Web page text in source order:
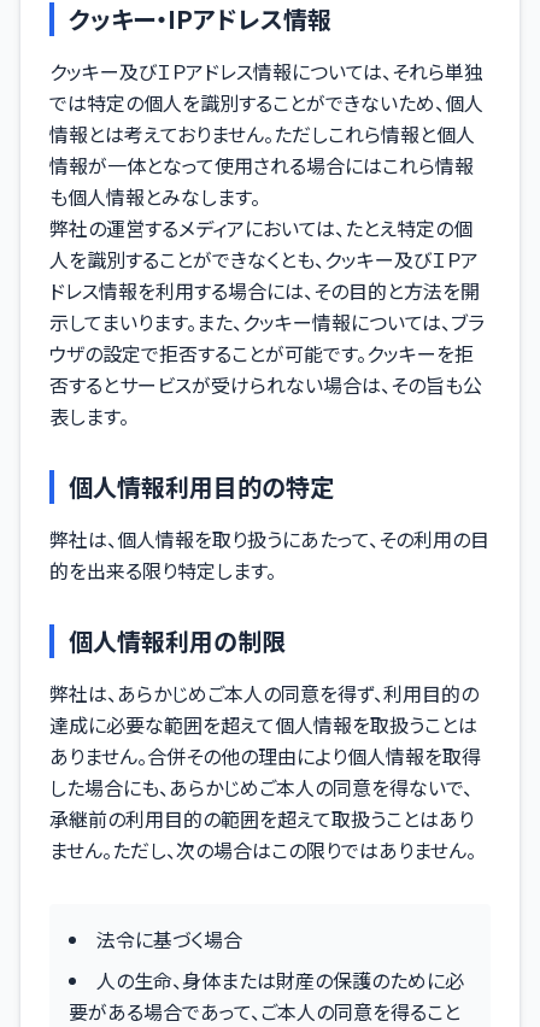
クッキー・IPアドレス情報
クッキー及びＩＰアドレス情報については、それら単独
では特定の個人を識別することができないため、個人
情報とは考えておりません。ただしこれら情報と個人
情報が一体となって使用される場合にはこれら情報
も個人情報とみなします。
弊社の運営するメディアにおいては、たとえ特定の個
人を識別することができなくとも、クッキー及びＩＰア
ドレス情報を利用する場合には、その目的と方法を開
示してまいります。また、クッキー情報については、ブラ
ウザの設定で拒否することが可能です。クッキーを拒
否するとサービスが受けられない場合は、その旨も公
表します。
個人情報利用目的の特定
弊社は、個人情報を取り扱うにあたって、その利用の目
的を出来る限り特定します。
個人情報利用の制限
弊社は、あらかじめご本人の同意を得ず、利用目的の
達成に必要な範囲を超えて個人情報を取扱うことは
ありません。合併その他の理由により個人情報を取得
した場合にも、あらかじめご本人の同意を得ないで、
承継前の利用目的の範囲を超えて取扱うことはあり
ません。ただし、次の場合はこの限りではありません。
法令に基づく場合
人の生命、身体または財産の保護のために必
要がある場合であって、ご本人の同意を得ること